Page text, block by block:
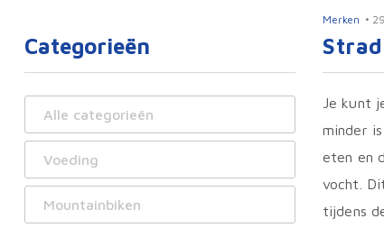
Merken
Categorieën
Alle categorieën
Voeding
Mountainbiken
Je kunt
minder
eten en
vocht.
tijdens